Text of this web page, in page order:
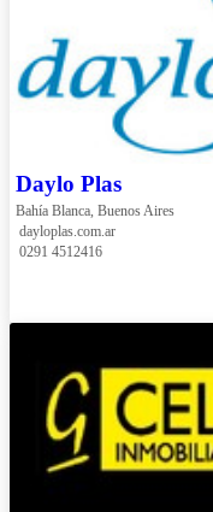
Daylo Plas
Bahía Blanca, Buenos Aires
dayloplas.com.ar
0291 4512416